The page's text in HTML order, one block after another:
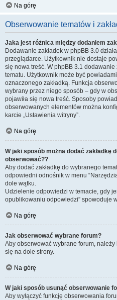
Na górę
Obserwowanie tematów i
Jaka jest różnica między dodaniem
Dodawanie zakładek w phpBB 3.0
przeglądarce. Użytkownik nie dostaje
się nowa treść. W phpBB 3.1
tematu. Użytkownik może być
oznaczonego zakładką. Funkcja
wybrany przez niego sposób – gdy w
pojawiła się nowa treść. Sposoby
obserwowanych elementów można
karcie „Ustawienia witryny”.
Na górę
W jaki sposób można dodać zakładkę
obserwować??
Aby dodać zakładkę do wybranego
odpowiedni odnośnik w menu
dole wątku.
Udzielenie odpowiedzi w temacie, gdy
opublikowaniu odpowiedzi” spowoduje
Na górę
Jak obserwować wybrane forum?
Aby obserwować wybrane forum,
się na dole strony.
Na górę
W jaki sposób usunąć obserwowanie
Aby wyłączyć funkcję obserwowania